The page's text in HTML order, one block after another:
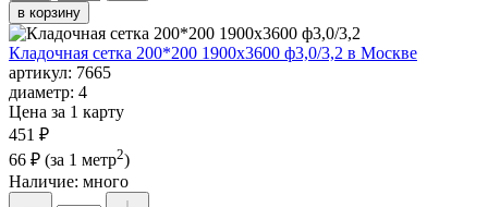
в корзину
Кладочная сетка 200*200 1900х3600 ф3,0/3,2 в Москве
артикул: 7665
диаметр: 4
Цена за 1 карту
451 ₽
66 ₽ (за 1 метр2)
Наличие: много